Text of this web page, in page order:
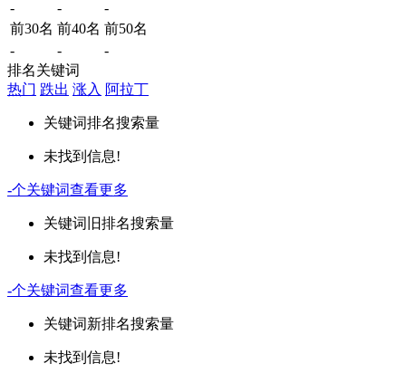
- -
-
前30名 前40名 前50名
-
-
-
排名关键词
热门 跌出 涨入 阿拉丁
关键词排名搜索量
未找到信息!
-个关键词查看更多
关键词 旧排名搜索量
未找到信息!
-个关键词查看更多
关键词新排名搜索量
未找到信息!